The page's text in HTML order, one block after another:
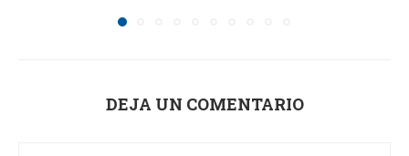
DEJA UN COMENTARIO